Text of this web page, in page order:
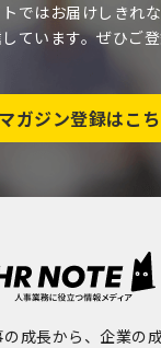
ではお届けしきれ
ています。ぜひご登
ガジン登録はこ
成長から、企業の